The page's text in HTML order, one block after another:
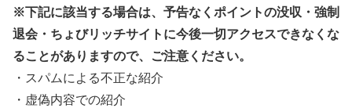
※下記に該当する場合は、予告なくポイントの没収・強制
退会・ちょびリッチサイトに今後一切アクセスできなくな
ることがありますので、ご注意ください。
・スパムによる不正な紹介
・虚偽内容での紹介